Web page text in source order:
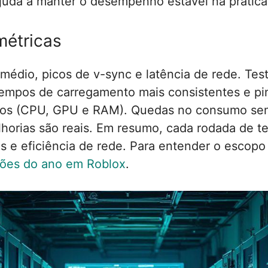
picos de v-sync e latência de rede.
de carregamento mais consistentes e
(CPU, GPU e RAM). Quedas no consumo
são reais. Em resumo, cada rodada de
e eficiência de rede. Para entender o
do ano em Roblox.